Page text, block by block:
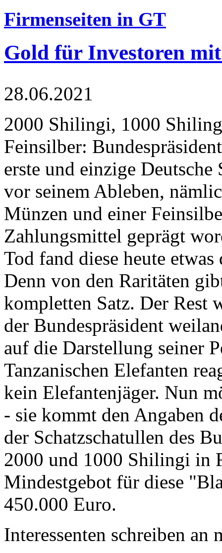
Firmenseiten in GT
Gold für Investoren
28.06.2021
2000 Shilingi, 1000
Feinsilber:
erste und einzige Deutsche
vor seinem Ableben,
Münzen und einer
Zahlungsmittel geprägt
Tod fand diese heute
Denn von den Raritäten
kompletten Satz. Der Rest
der Bundespräsident
auf die Darstellung seiner
Tanzanischen Elefanten
kein Elefantenjäger. Nun
- sie kommt den Angaben
der Schatzschatullen des
2000 und 1000 Shilingi in
Mindestgebot für diese
450.000 Euro.
Interessenten schreiben